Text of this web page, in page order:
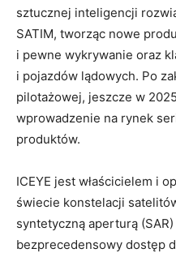
sztucznej inteligencji
SATIM, tworząc nowe
i pewne wykrywanie oraz
i pojazdów lądowych. Po
pilotażowej, jeszcze w
wprowadzenie na rynek
produktów.
ICEYE jest właścicielem i
świecie konstelacji
syntetyczną aperturą
bezprecedensowy dostęp